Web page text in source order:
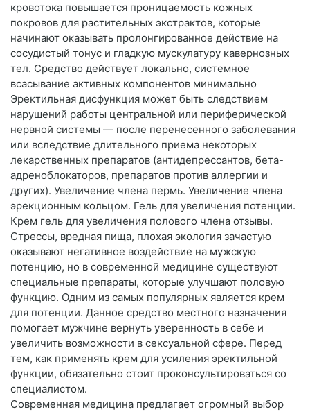
кровотока повышается проницаемость кожных
покровов для растительных экстрактов, которые
начинают оказывать пролонгированное действие на
сосудистый тонус и гладкую мускулатуру кавернозных
тел. Средство действует локально, системное
всасывание активных компонентов минимально
Эректильная дисфункция может быть следствием
нарушений работы центральной или периферической
нервной системы — после перенесенного заболевания
или вследствие длительного приема некоторых
лекарственных препаратов (антидепрессантов, бета-
адреноблокаторов, препаратов против аллергии и
других). Увеличение члена пермь. Увеличение члена
эрекционным кольцом. Гель для увеличения потенции.
Крем гель для увеличения полового члена отзывы.
Стрессы, вредная пища, плохая экология зачастую
оказывают негативное воздействие на мужскую
потенцию, но в современной медицине существуют
специальные препараты, которые улучшают половую
функцию. Одним из самых популярных является крем
для потенции. Данное средство местного назначения
помогает мужчине вернуть уверенность в себе и
увеличить возможности в сексуальной сфере. Перед
тем, как применять крем для усиления эректильной
функции, обязательно стоит проконсультироваться со
специалистом.
Современная медицина предлагает огромный выбор